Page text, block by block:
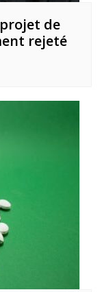
de
rejeté